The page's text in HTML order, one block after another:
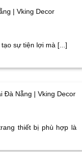
| Vking Decor
sự tiện lợi mà [...]
Đà Nẵng | Vking Decor
thiết bị phù hợp là